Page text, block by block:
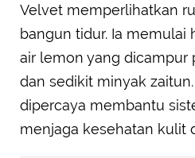
Velvet memperlihatkan
bangun tidur. Ia memulai
air lemon yang dicampur
dan sedikit minyak
dipercaya membantu
menjaga kesehatan kulit